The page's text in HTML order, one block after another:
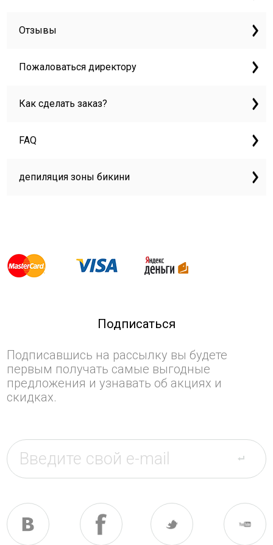
Отзывы
Пожаловаться директору
Как сделать заказ?
FAQ
депиляция зоны бикини
Подписаться
Подписавшись на рассылку вы будете
первым получать самые выгодные
предложения и узнавать об акциях и
скидках.